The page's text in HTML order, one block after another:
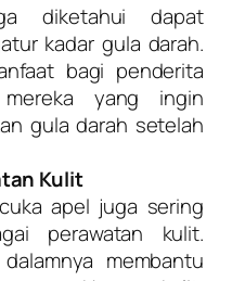
diketahui dapat
kadar gula darah.
bagi penderita
yang ingin
gula darah setelah
Kulit
apel juga sering
perawatan kulit.
membantu